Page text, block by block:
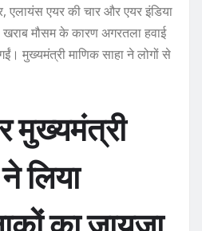
एलायंस एयर की चार और एयर इंडिया
मौसम के कारण अगरतला हवाई
मुख्यमंत्री माणिक साहा ने लोगों से
मुख्यमंत्री
लिया